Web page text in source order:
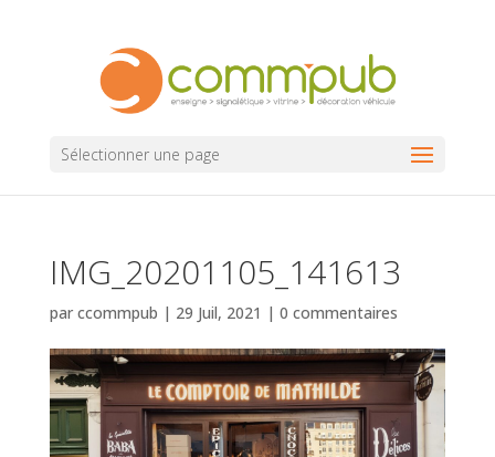
Sélectionner une page
IMG_20201105_141613
par ccommpub | 29 Juil, 2021 | 0 commentaires